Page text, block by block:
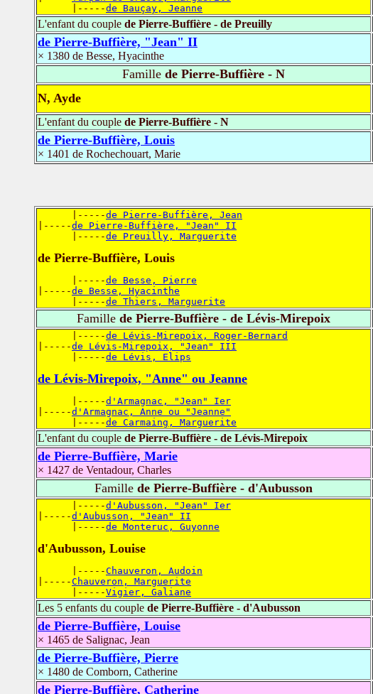
      |-----
de Bauçay, Jeanne
L'enfant du couple de Pierre-Buffière - de Preuilly
de Pierre-Buffière, "Jean" II
× 1380 de Besse, Hyacinthe
Famille de Pierre-Buffière - N
N, Ayde
L'enfant du couple de Pierre-Buffière - N
de Pierre-Buffière, Louis
× 1401 de Rochechouart, Marie
      |-----
de Pierre-Buffière, Jean
|-----de Pierre-Buffière, "Jean" II
      |-----
de Preuilly, Marguerite
de Pierre-Buffière, Louis
      |-----
de Besse, Pierre
|-----de Besse, Hyacinthe
      |-----
de Thiers, Marguerite
Famille de Pierre-Buffière - de Lévis-Mirepoix
      |-----
de Lévis-Mirepoix, Roger-Bernard
|-----de Lévis-Mirepoix, "Jean" III
      |-----
de Lévis, Elips
de Lévis-Mirepoix, "Anne" ou Jeanne
      |-----
d'Armagnac, "Jean" Ier
|-----d'Armagnac, Anne ou "Jeanne"
      |-----
de Carmaing, Marguerite
L'enfant du couple de Pierre-Buffière - de Lévis-Mirepoix
de Pierre-Buffière, Marie
× 1427 de Ventadour, Charles
Famille de Pierre-Buffière - d'Aubusson
      |-----
d'Aubusson, "Jean" Ier
|-----d'Aubusson, "Jean" II
      |-----
de Monteruc, Guyonne
d'Aubusson, Louise
      |-----
Chauveron, Audoin
|-----Chauveron, Marguerite
      |-----
Vigier, Galiane
Les 5 enfants du couple de Pierre-Buffière - d'Aubusson
de Pierre-Buffière, Louise
× 1465 de Salignac, Jean
de Pierre-Buffière, Pierre
× 1480 de Comborn, Catherine
de Pierre-Buffière, Catherine